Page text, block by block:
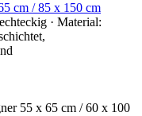
cm / 85 x 150 cm
· Material: